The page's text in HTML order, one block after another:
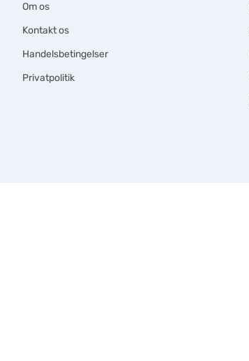
Om os
Kontakt os
Handelsbetingelser
Privatpolitik